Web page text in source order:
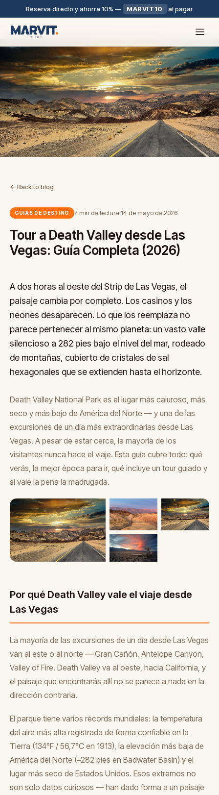
Reserva directo y ahorra 10% — MARVIT10 al pagar
← Back to blog
GUÍAS DE DESTINO 7 min de lectura·14 de mayo de 2026
Tour a Death Valley desde Las
Vegas: Guía Completa (2026)
A dos horas al oeste del Strip de Las Vegas, el
paisaje cambia por completo. Los casinos y los
neones desaparecen. Lo que los reemplaza no
parece pertenecer al mismo planeta: un vasto valle
silencioso a 282 pies bajo el nivel del mar, rodeado
de montañas, cubierto de cristales de sal
hexagonales que se extienden hasta el horizonte.
Death Valley National Park es el lugar más caluroso, más
seco y más bajo de América del Norte — y una de las
excursiones de un día más extraordinarias desde Las
Vegas. A pesar de estar cerca, la mayoría de los
visitantes nunca hace el viaje. Esta guía cubre todo: qué
verás, la mejor época para ir, qué incluye un tour guiado y
si vale la pena la madrugada.
Por qué Death Valley vale el viaje desde
Las Vegas
La mayoría de las excursiones de un día desde Las Vegas
van al este o al norte — Gran Cañón, Antelope Canyon,
Valley of Fire. Death Valley va al oeste, hacia California, y
el paisaje que encontrarás allí no se parece a nada en la
dirección contraria.
El parque tiene varios récords mundiales: la temperatura
del aire más alta registrada de forma confiable en la
Tierra (134°F / 56,7°C en 1913), la elevación más baja de
América del Norte (−282 pies en Badwater Basin) y el
lugar más seco de Estados Unidos. Esos extremos no
son solo datos curiosos — han dado forma a un paisaje